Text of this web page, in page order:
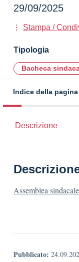
29/09/2025
Stampa /
Tipologia
Bacheca
Indice della pagina
Descrizione
Assemblea
Pubblicato: